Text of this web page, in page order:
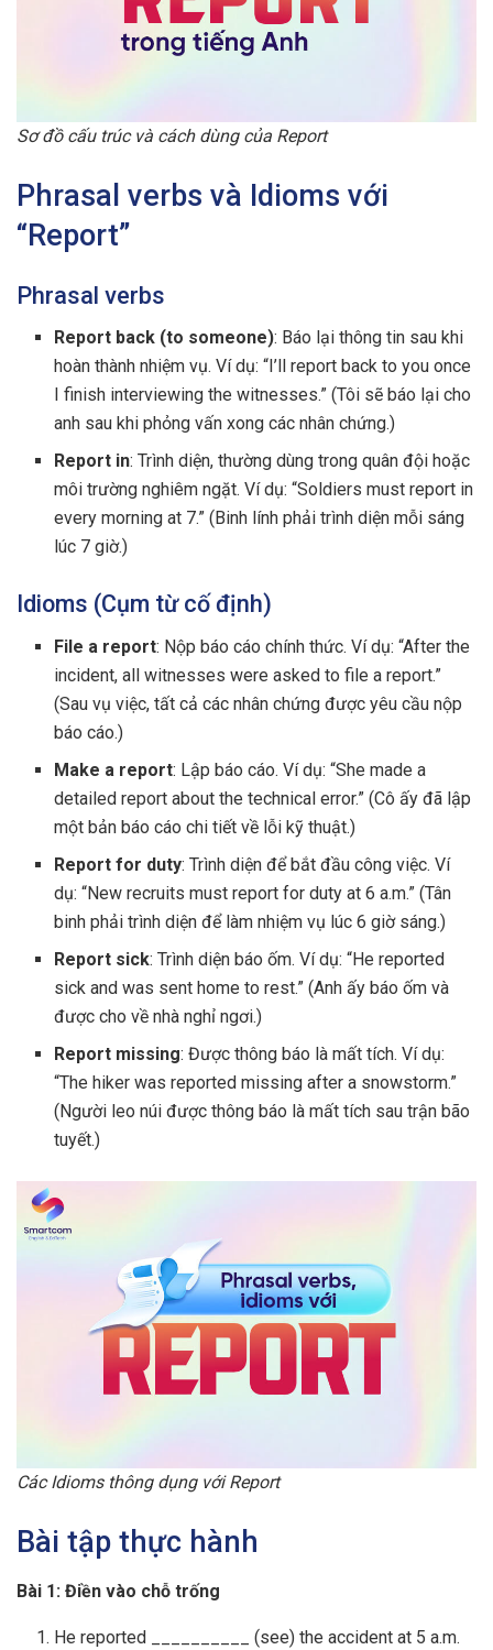
Sơ đồ cấu trúc và cách dùng của Report
Phrasal verbs và Idioms với
“Report”
Phrasal verbs
Report back (to someone): Báo lại thông tin sau khi
hoàn thành nhiệm vụ. Ví dụ: “I’ll report back to you once
I finish interviewing the witnesses.” (Tôi sẽ báo lại cho
anh sau khi phỏng vấn xong các nhân chứng.)
Report in: Trình diện, thường dùng trong quân đội hoặc
môi trường nghiêm ngặt. Ví dụ: “Soldiers must report in
every morning at 7.” (Binh lính phải trình diện mỗi sáng
lúc 7 giờ.)
Idioms (Cụm từ cố định)
File a report: Nộp báo cáo chính thức. Ví dụ: “After the
incident, all witnesses were asked to file a report.”
(Sau vụ việc, tất cả các nhân chứng được yêu cầu nộp
báo cáo.)
Make a report: Lập báo cáo. Ví dụ: “She made a
detailed report about the technical error.” (Cô ấy đã lập
một bản báo cáo chi tiết về lỗi kỹ thuật.)
Report for duty: Trình diện để bắt đầu công việc. Ví
dụ: “New recruits must report for duty at 6 a.m.” (Tân
binh phải trình diện để làm nhiệm vụ lúc 6 giờ sáng.)
Report sick: Trình diện báo ốm. Ví dụ: “He reported
sick and was sent home to rest.” (Anh ấy báo ốm và
được cho về nhà nghỉ ngơi.)
Report missing: Được thông báo là mất tích. Ví dụ:
“The hiker was reported missing after a snowstorm.”
(Người leo núi được thông báo là mất tích sau trận bão
tuyết.)
Các Idioms thông dụng với Report
Bài tập thực hành
Bài 1: Điền vào chỗ trống
He reported __________ (see) the accident at 5 a.m.